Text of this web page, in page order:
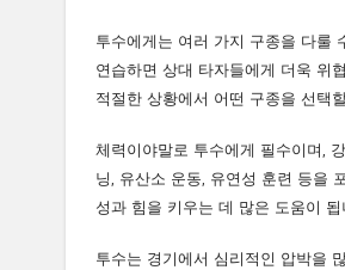
투수에게는 여러 가지 구종을 다룰
연습하면 상대 타자들에게 더욱 위
적절한 상황에서 어떤 구종을 선택
체력이야말로 투수에게 필수이며,
닝, 유산소 운동, 유연성 훈련 등을
성과 힘을 키우는 데 많은 도움이 됩
투수는 경기에서 심리적인 압박을